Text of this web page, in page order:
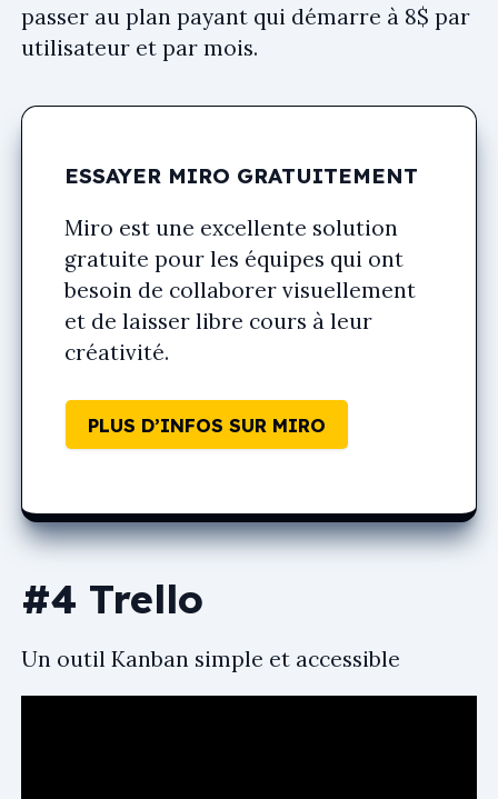
passer au plan payant qui démarre à 8$ par
utilisateur et par mois.
ESSAYER MIRO GRATUITEMENT
Miro est une excellente solution
gratuite pour les équipes qui ont
besoin de collaborer visuellement
et de laisser libre cours à leur
créativité.
PLUS D’INFOS SUR MIRO
#4 Trello
Un outil Kanban simple et accessible